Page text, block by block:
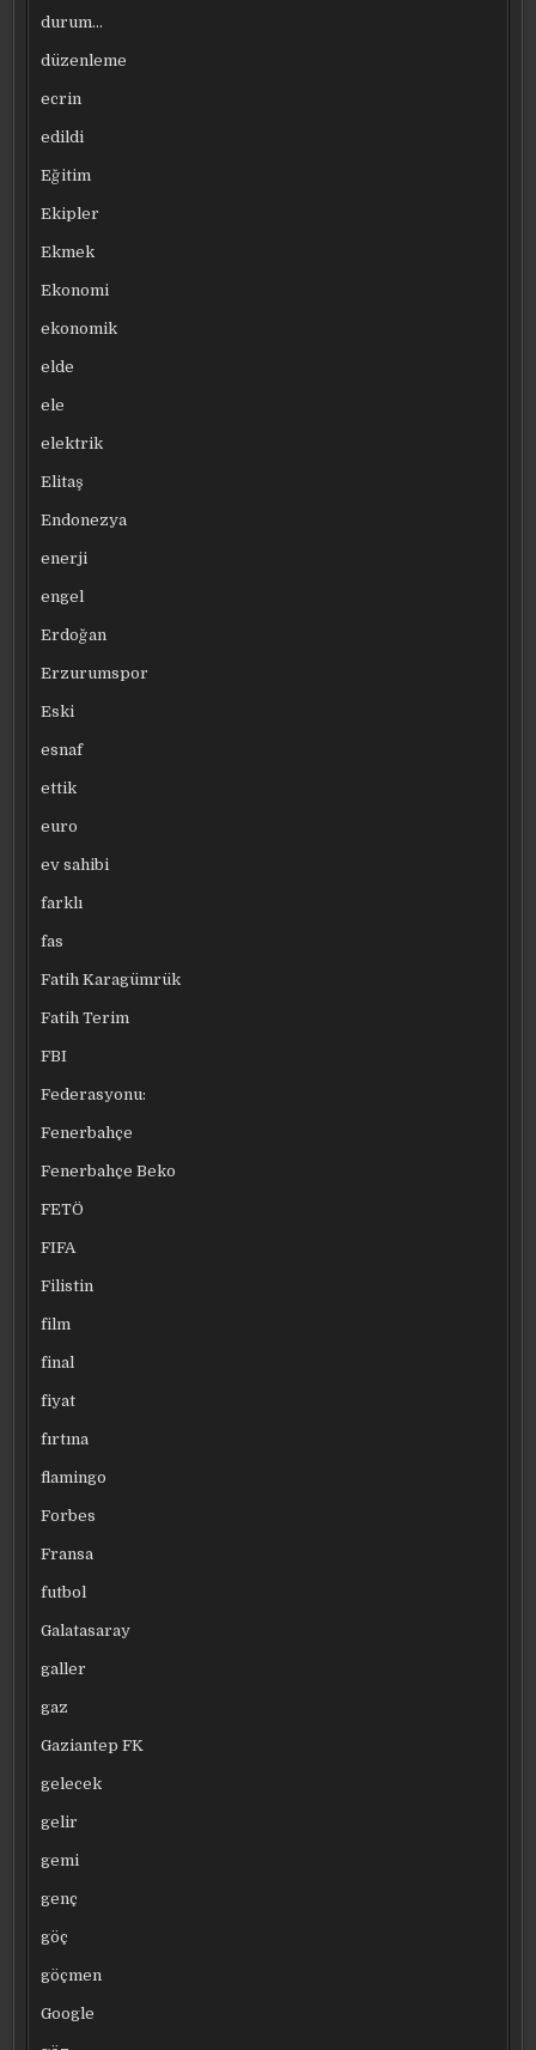
durum…
düzenleme
ecrin
edildi
Eğitim
Ekipler
Ekmek
Ekonomi
ekonomik
elde
ele
elektrik
Elitaş
Endonezya
enerji
engel
Erdoğan
Erzurumspor
Eski
esnaf
ettik
euro
ev sahibi
farklı
fas
Fatih Karagümrük
Fatih Terim
FBI
Federasyonu:
Fenerbahçe
Fenerbahçe Beko
FETÖ
FIFA
Filistin
film
final
fiyat
fırtına
flamingo
Forbes
Fransa
futbol
Galatasaray
galler
gaz
Gaziantep FK
gelecek
gelir
gemi
genç
göç
göçmen
Google